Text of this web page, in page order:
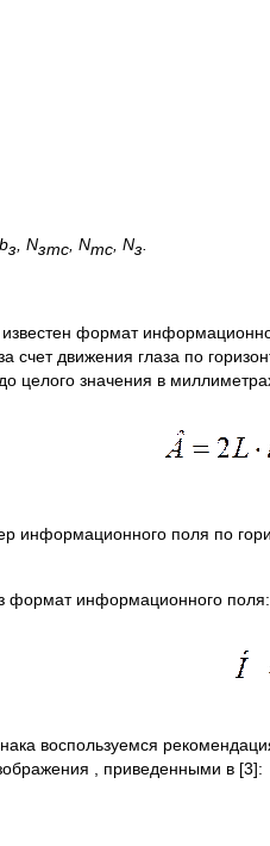
bз Nзтс Nтс Nз
формат
движения глаза по
целого значения в
информационного поля по
формат информационного поля:
воспользуемся
, приведенными в [3]: